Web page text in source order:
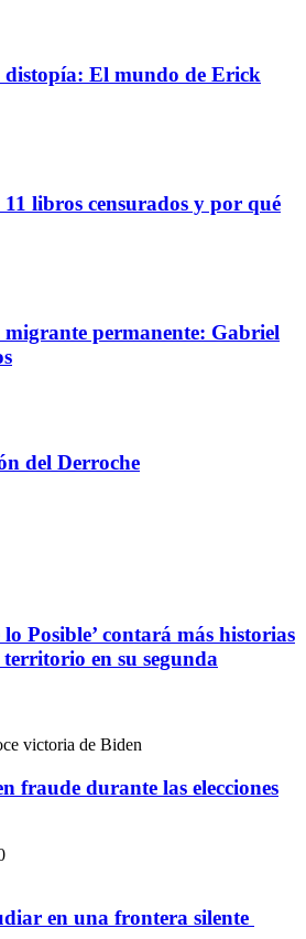
distopía: El mundo de Erick
11 libros censurados y por qué
migrante permanente: Gabriel
del Derroche
lo Posible’ contará más historias
en su segunda
fraude durante las elecciones
en una frontera silente